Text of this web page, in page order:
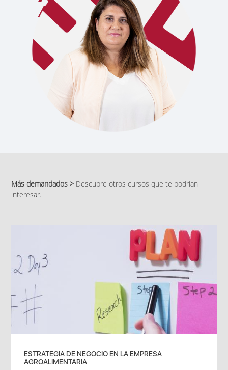
Más demandados > Descubre otros cursos que te podrían
interesar.
ESTRATEGIA DE NEGOCIO EN LA EMPRESA
AGROALIMENTARIA